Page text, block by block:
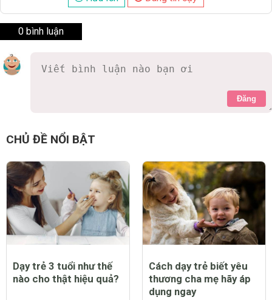
0 bình luận
Đăng
CHỦ ĐỀ NỔI BẬT
Dạy trẻ 3 tuổi như thế
nào cho thật hiệu quả?
Cách dạy trẻ biết yêu
thương cha mẹ hãy áp
dụng ngay